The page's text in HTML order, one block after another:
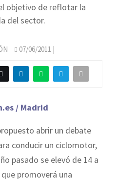
objetivo de reflotar la
del sector.
07/06/2011 |
/ Madrid
abrir un debate
conducir un ciclomotor,
pasado se elevó de 14 a
promoverá una